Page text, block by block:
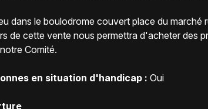
dans le boulodrome couvert place du marché
de cette vente nous permettra d'acheter des
Comité.
en situation d'handicap : Oui